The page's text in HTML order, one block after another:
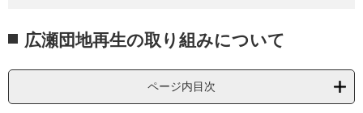
文
広瀬団地再生の取り組みについて
ページ内目次